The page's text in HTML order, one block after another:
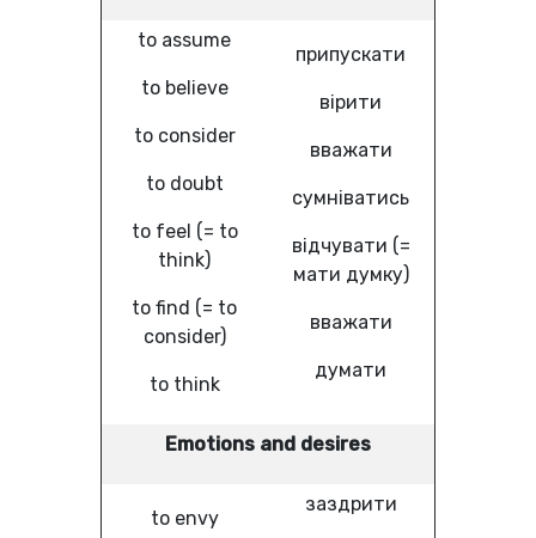
to assume
to believe
to consider
to doubt
to feel (= to
think)
to find (= to
consider)
to think
припускати
вірити
вважати
сумніватись
відчувати (=
мати думку)
вважати
думати
Emotions and desires
to envy
заздрити